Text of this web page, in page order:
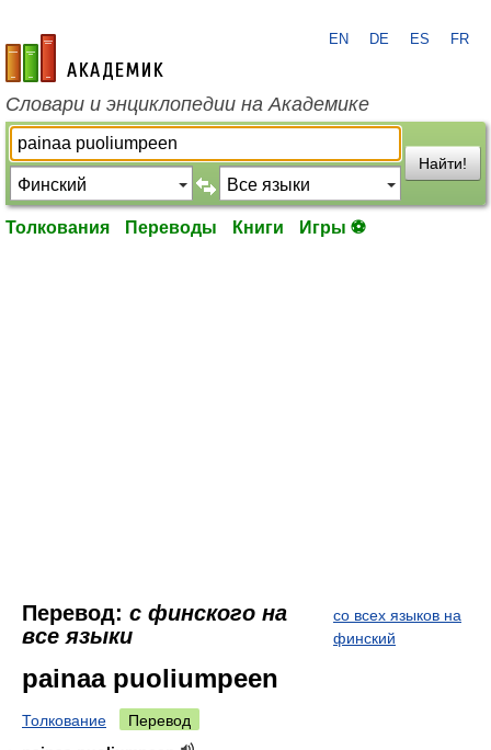
academic.ru
EN DE ES FR
Словари и энциклопедии на Академике
Найти!
Толкования Переводы Книги Игры ⚽
Перевод: с финского на
все языки
со всех языков на
финский
painaa puoliumpeen
Толкование Перевод